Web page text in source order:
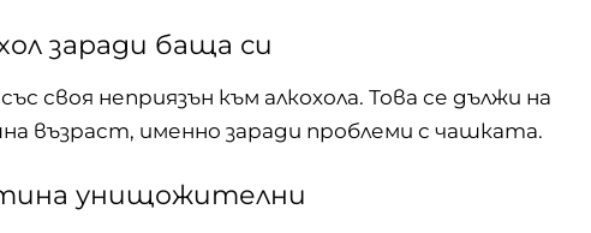
заради баща си
своя неприязън към алкохола. Това се дължи на
възраст, именно заради проблеми с чашката.
унищожителни